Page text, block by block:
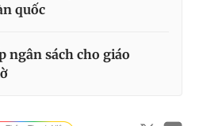
quốc
ngân sách cho giáo